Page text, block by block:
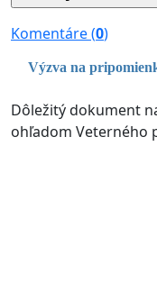
Komentáre (0)
Výzva na
Dôležitý dokument
ohľadom Veterného